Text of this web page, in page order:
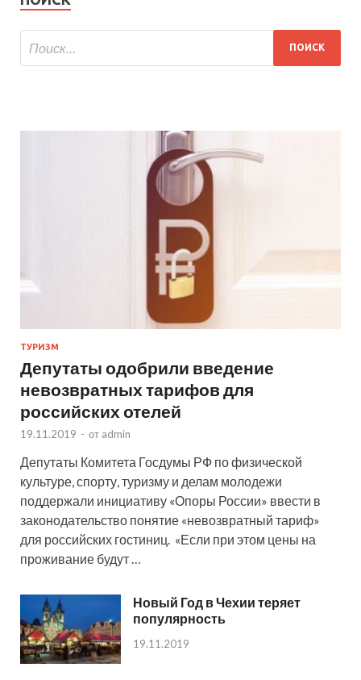
ТУРИЗМ
Депутаты одобрили введение
невозвратных тарифов для
российских отелей
19.11.2019 - от admin
Депутаты Комитета Госдумы РФ по физической
культуре, спорту, туризму и делам молодежи
поддержали инициативу «Опоры России» ввести в
законодательство понятие «невозвратный тариф»
для российских гостиниц. «Если при этом цены на
проживание будут …
Новый Год в Чехии теряет
популярность
19.11.2019